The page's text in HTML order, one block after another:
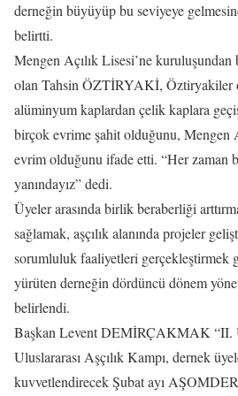
derneğin büyüyüp bu seviyeye
belirtti.
Mengen Açılık Lisesi’ne
olan Tahsin ÖZTİRYAKİ, Öztiryakiler
alüminyum kaplardan çelik kaplara
birçok evrime şahit olduğunu, Mengen
evrim olduğunu ifade etti. “Her zaman
yanındayız” dedi.
Üyeler arasında birlik beraberliği
sağlamak, aşçılık alanında projeler
sorumluluk faaliyetleri gerçekleştirmek
yürüten derneğin dördüncü dönem
belirlendi.
Başkan Levent DEMİRÇAKMAK “II.
Uluslararası Aşçılık Kampı, dernek
kuvvetlendirecek Şubat ayı